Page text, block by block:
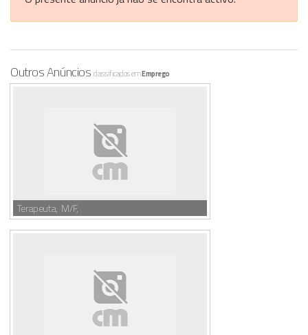
Outros Anúncios classificados emEmprego
Terapeuta, M/F,